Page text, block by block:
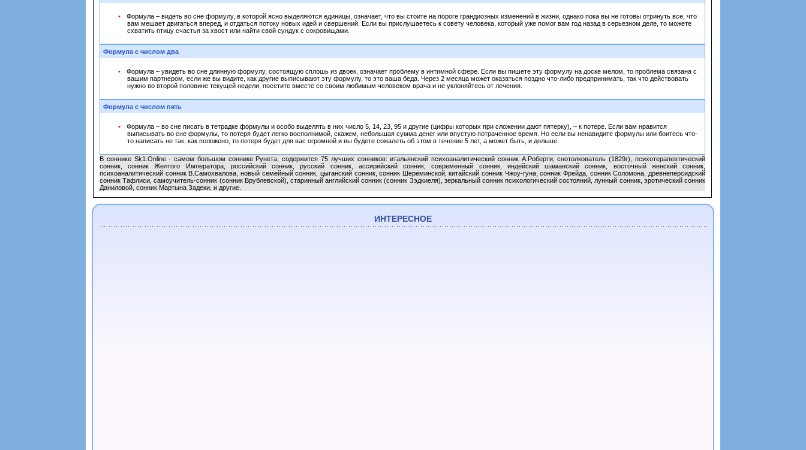
Формула – видеть во сне формулу, в которой ясно выделяются единицы, означает, что вы стоите на пороге грандиозных изменений в жизни, однако пока вы не готовы отринуть все, что
вам мешает двигаться вперед, и отдаться потоку новых идей и свершений. Если вы прислушаетесь к совету человека, который уже помог вам год назад в серьезном деле, то можете
схватить птицу счастья за хвост или найти свой сундук с сокровищами.
Формула с числом два
Формула – увидеть во сне длинную формулу, состоящую сплошь из двоек, означает проблему в интимной сфере. Если вы пишете эту формулу на доске мелом, то проблема связана с
вашим партнером, если же вы видите, как другие выписывают эту формулу, то это ваша беда. Через 2 месяца может оказаться поздно что-либо предпринимать, так что действовать
нужно во второй половине текущей недели, посетите вместе со своим любимым человеком врача и не уклоняйтесь от лечения.
Формула с числом пять
Формула – во сне писать в тетрадке формулы и особо выделять в них число 5, 14, 23, 95 и другие (цифры которых при сложении дают пятерку), – к потере. Если вам нравится
выписывать во сне формулы, то потеря будет легко восполнимой, скажем, небольшая сумма денег или впустую потраченное время. Но если вы ненавидите формулы или боитесь что-
то написать не так, как положено, то потеря будет для вас огромной и вы будете сожалеть об этом в течение 5 лет, а может быть, и дольше.
В соннике Sk1.Online - самом большом соннике Рунета, содержится 75 лучших сонников: итальянский психоаналитический сонник А.Роберти, снотолкователь (1829г), психотерапевтический
сонник, сонник Желтого Императора, российский сонник, русский сонник, ассирийский сонник, современный сонник, индейский шаманский сонник, восточный женский сонник,
психоаналитический сонник В.Самохвалова, новый семейный сонник, цыганский сонник, сонник Шереминской, китайский сонник Чжоу-гуна, сонник Фрейда, сонник Соломона, древнеперсидский
сонник Тафлиси, самоучитель-сонник (сонник Врублевской), старинный английский сонник (сонник Зэдкиеля), зеркальный сонник психологический состояний, лунный сонник, эротический сонник
Даниловой, сонник Мартына Задеки, и другие.
ИНТЕРЕСНОЕ